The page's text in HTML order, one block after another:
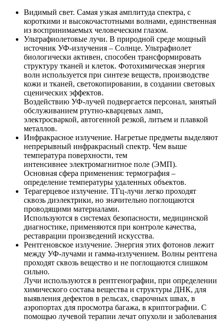
Видимый свет. Самая узкая амплитуда спектра, с
короткими и высокочастотными волнами, единственная
из воспринимаемых человеческим глазом.
Ультрафиолетовые лучи. В природной среде мощный
источник УФ-излучения – Солнце. Ультрафиолет
биологически активен, способен трансформировать
структуру тканей и клеток. Фотохимическая энергия
волн используется при синтезе веществ, производстве
кожи и тканей, светокопировании, в создании световых
сценических эффектов.
Воздействию УФ-лучей подвергается персонал, занятый
обслуживанием ртутно-кварцевых ламп,
электросваркой, автогенной резкой, литьем и плавкой
металлов.
Инфракрасное излучение. Нагретые предметы выделяют
непрерывный инфракрасный спектр. Чем выше
температура поверхности, тем
интенсивнее электромагнитное поле (ЭМП).
Основная сфера применения: термография –
определение температуры удаленных объектов.
Терагерцевое излучение. ТГц-лучи легко проходят
сквозь диэлектрики, но значительно поглощаются
проводящими материалами.
Используются в системах безопасности, медицинской
диагностике, применяются при контроле качества,
реставрации произведений искусства.
Рентгеновское излучение. Энергия этих фотонов лежит
между УФ-лучами и гамма-излучением. Волны рентгена
проходят сквозь вещество и не поглощаются слишком
сильно.
Лучи используются в рентгенографии, при определении
химического состава вещества и структуры ДНК, для
выявления дефектов в рельсах, сварочных швах, в
аэропортах для просмотра багажа, в криптографии. С
помощью лучевой терапии лечат опухоли и заболевания